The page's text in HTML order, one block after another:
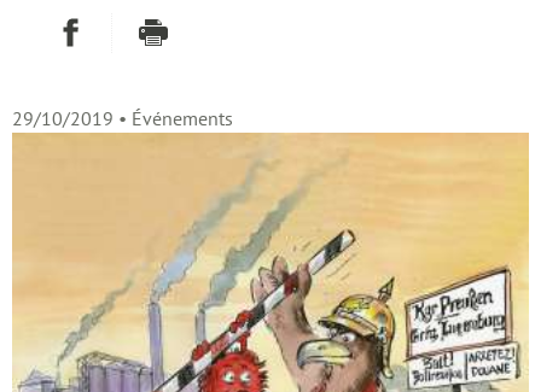
Partager sur Facebook
29/10/2019 • Événements